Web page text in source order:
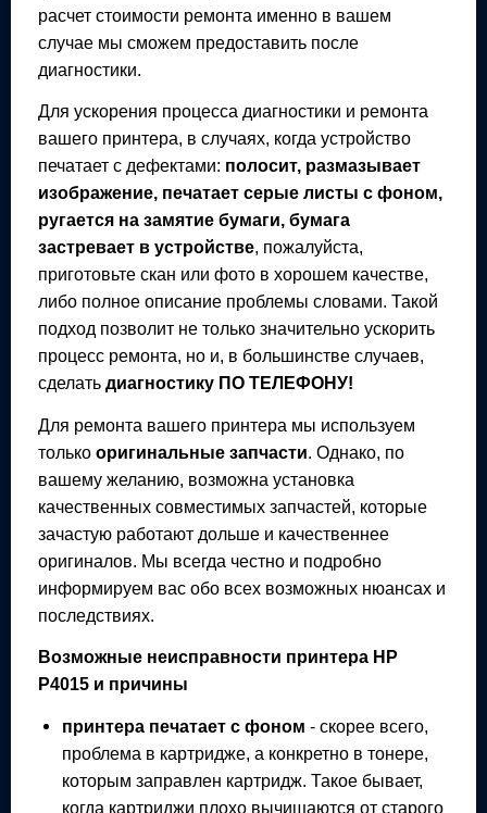
расчет стоимости ремонта именно в вашем
случае мы сможем предоставить после
диагностики.
Для ускорения процесса диагностики и ремонта
вашего принтера, в случаях, когда устройство
печатает с дефектами: полосит, размазывает
изображение, печатает серые листы с фоном,
ругается на замятие бумаги, бумага
застревает в устройстве, пожалуйста,
приготовьте скан или фото в хорошем качестве,
либо полное описание проблемы словами. Такой
подход позволит не только значительно ускорить
процесс ремонта, но и, в большинстве случаев,
сделать диагностику ПО ТЕЛЕФОНУ!
Для ремонта вашего принтера мы используем
только оригинальные запчасти. Однако, по
вашему желанию, возможна установка
качественных совместимых запчастей, которые
зачастую работают дольше и качественнее
оригиналов. Мы всегда честно и подробно
информируем вас обо всех возможных нюансах и
последствиях.
Возможные неисправности принтера HP
P4015и причины
принтера печатает с фоном - скорее всего,
проблема в картридже, а конкретно в тонере,
которым заправлен картридж. Такое бывает,
когда картриджи плохо вычищаются от старого